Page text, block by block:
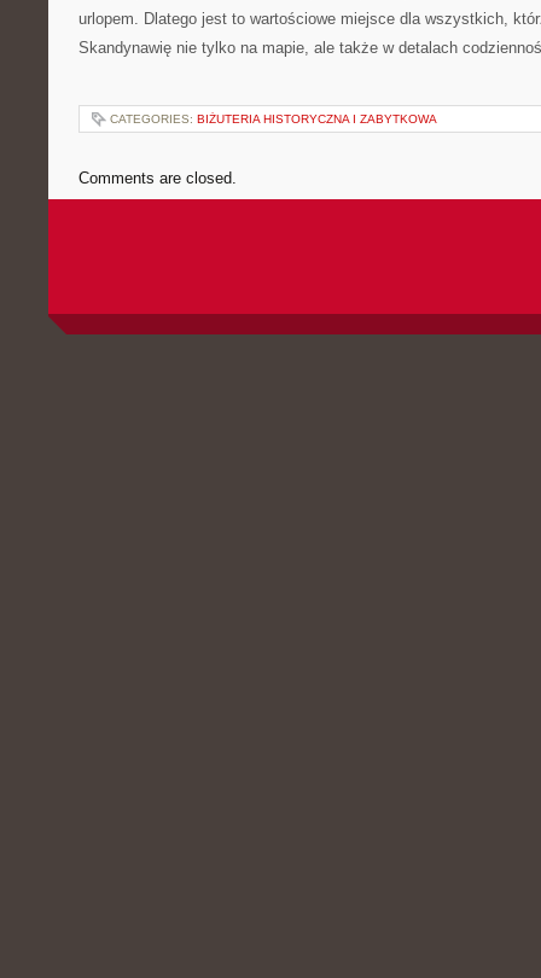
urlopem. Dlatego jest to wartościowe miejsce dla wszystkich,
Skandynawię nie tylko na mapie, ale także w detalach
CATEGORIES: BIŻUTERIA HISTORYCZNA I ZABYTKOWA
Comments are closed.